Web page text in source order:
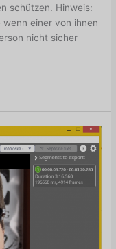
schützen. Hinweis:
einer von ihnen
nicht sicher